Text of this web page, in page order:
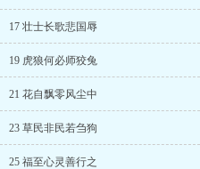
17 壮士长歌悲国辱
19 虎狼何必师狡兔
21 花自飘零风尘中
23 草民非民若刍狗
25 福至心灵善行之